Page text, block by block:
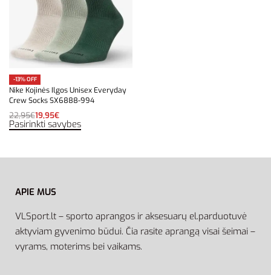
-13% OFF
Nike Kojinės Ilgos Unisex Everyday
Crew Socks SX6888-994
22,95€19,95€
Pasirinkti savybes
APIE MUS
VLSport.lt – sporto aprangos ir aksesuarų el.parduotuvė
aktyviam gyvenimo būdui. Čia rasite aprangą visai šeimai –
vyrams, moterims bei vaikams.